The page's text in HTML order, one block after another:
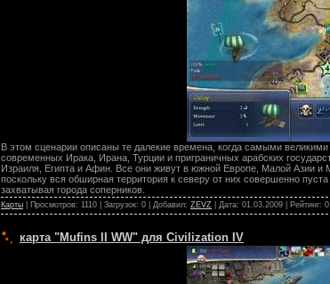
В этом сценарии описаны те далекие времена, когда самыми
современных Ирака, Ирана, Турции и приграничных арабских
Израиля, Египта и Афин. Все они живут в южной Европе, Малой Азии и
поскольку вся обширная территория к северу от них совершенно
захватывая города соперников.
Карты | Просмотров: 1110 | Загрузок: 0 | Добавил: ZEVZ | Дата: 01.03.2009 | Рейтинг:
карта "Mufins II WW" для Civilization IV